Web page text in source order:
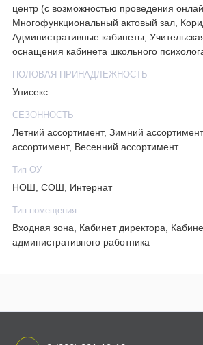
центр (с возможностью проведения
Многофункциональный актовый зал,
Административные кабинеты,
оснащения кабинета школьного
ПОЛОВАЯ ПРИНАДЛЕЖНОСТЬ
Унисекс
СЕЗОННОСТЬ
Летний ассортимент, Зимний
ассортимент, Весенний ассортимент
Тип ОУ
НОШ, СОШ, Интернат
Тип помещения
Входная зона, Кабинет директора,
административного работника